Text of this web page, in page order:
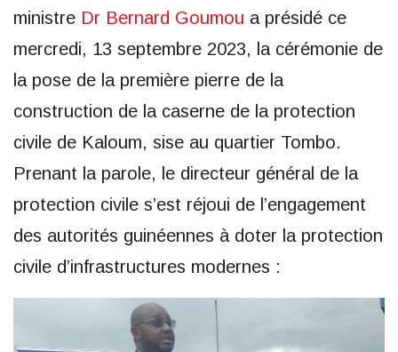
ministre Dr Bernard Goumou a présidé ce
mercredi, 13 septembre 2023, la cérémonie de
la pose de la première pierre de la
construction de la caserne de la protection
civile de Kaloum, sise au quartier Tombo.
Prenant la parole, le directeur général de la
protection civile s’est réjoui de l’engagement
des autorités guinéennes à doter la protection
civile d’infrastructures modernes :